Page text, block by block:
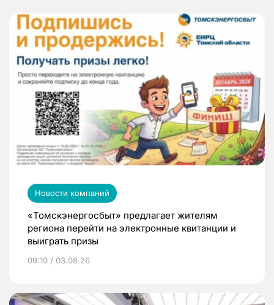
Новости компаний
«Томскэнергосбыт» предлагает жителям
региона перейти на электронные квитанции и
выиграть призы
09:10 / 03.08.26